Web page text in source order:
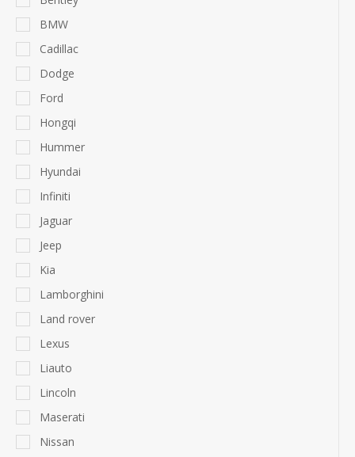
BMW
Cadillac
Dodge
Ford
Hongqi
Hummer
Hyundai
Infiniti
Jaguar
Jeep
Kia
Lamborghini
Land rover
Lexus
Liauto
Lincoln
Maserati
Nissan